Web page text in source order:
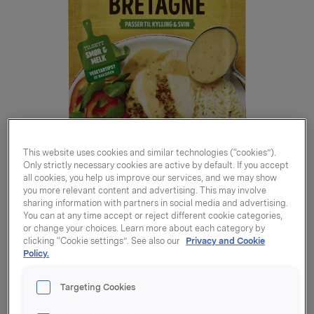
Bretagne kyllingsaus
27g
This website uses cookies and similar technologies (“cookies”).
Only strictly necessary cookies are active by default. If you accept
all cookies, you help us improve our services, and we may show
you more relevant content and advertising. This may involve
sharing information with partners in social media and advertising.
You can at any time accept or reject different cookie categories,
or change your choices. Learn more about each category by
clicking “Cookie settings”. See also our Privacy and Cookie
Policy.
Targeting Cookies